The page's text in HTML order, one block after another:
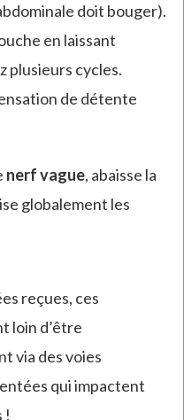
doit bouger).
en laissant
plusieurs cycles.
de détente
nerf vague, abaisse la
globalement les
reçues, ces
loin d’être
via des voies
qui impactent
!